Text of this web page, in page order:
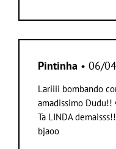
Pintinha • 06/
Lariiii bombando
amadissimo Dudu!!
Ta LINDA
bjaoo